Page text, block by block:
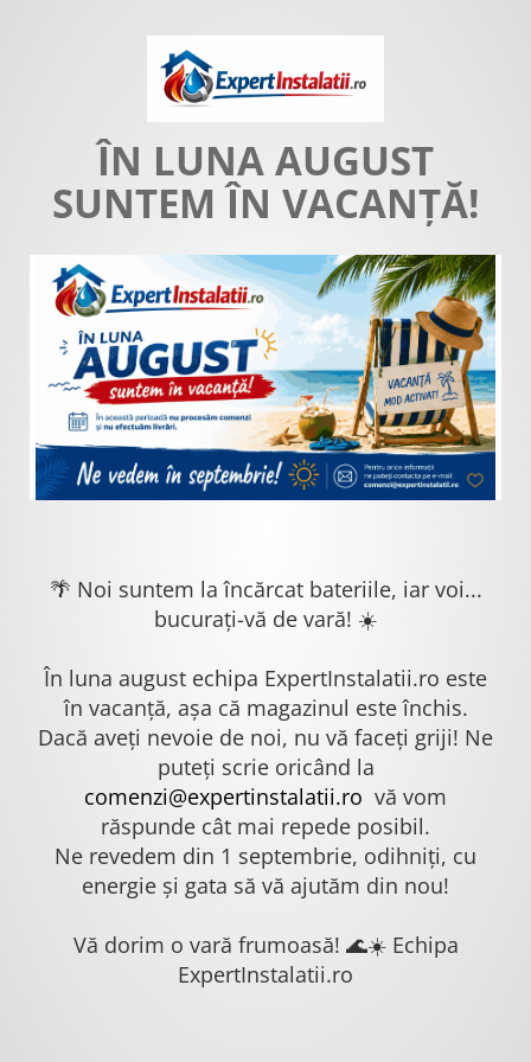
ÎN LUNA AUGUST
SUNTEM ÎN VACANȚĂ!
🌴 Noi suntem la încărcat bateriile, iar voi...
bucurați-vă de vară! ☀️
În luna august echipa ExpertInstalatii.ro este
în vacanță, așa că magazinul este închis.
Dacă aveți nevoie de noi, nu vă faceți griji! Ne
puteți scrie oricând la
comenzi@expertinstalatii.ro vă vom
răspunde cât mai repede posibil.
Ne revedem din 1 septembrie, odihniți, cu
energie și gata să vă ajutăm din nou!
Vă dorim o vară frumoasă! 🌊☀️ Echipa
ExpertInstalatii.ro